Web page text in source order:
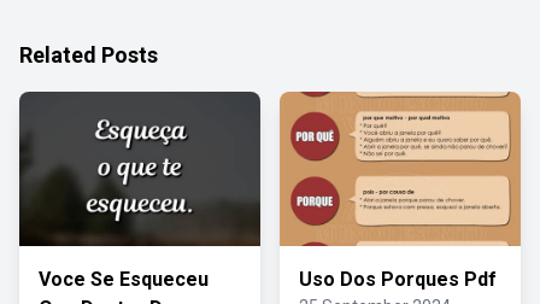
Related Posts
Voce Se Esqueceu
Uso Dos Porques Pdf